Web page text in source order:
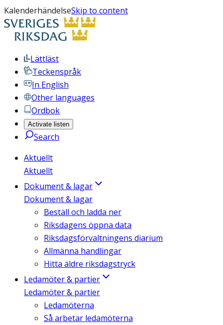
KalenderhändelseSkip to content
Lättläst
Teckenspråk
In English
Other languages
Ordbok
Activate listen
Search
Aktuellt
Aktuellt
Dokument & lagar
Dokument & lagar
Beställ och ladda ner
Riksdagens öppna data
Riksdagsförvaltningens diarium
Allmänna handlingar
Hitta äldre riksdagstryck
Ledamöter & partier
Ledamöter & partier
Ledamöterna
Så arbetar ledamöterna